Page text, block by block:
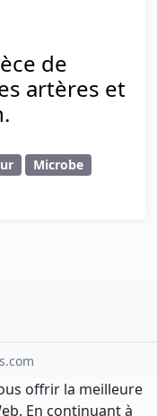
de
artères et
Microbe
offrir la meilleure
En continuant à